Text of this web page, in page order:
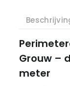
Grouw –
meter